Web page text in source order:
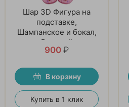
Шар 3D Фигура на
подставке,
Шампанское и бокал,
Розовый
900 ₽
В корзину
Купить в 1 клик